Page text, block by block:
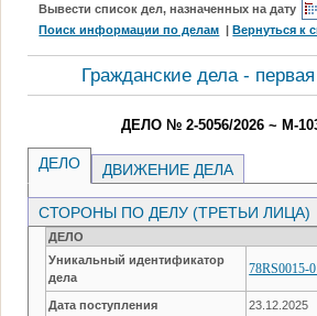
Вывести список дел, назначенных на дату
Поиск информации по делам |Вернуться к
Гражданские дела -
ДЕЛО № 2-5056/2026 ~ М-
ДЕЛО ДВИЖЕНИЕ ДЕЛА
СТОРОНЫ ПО ДЕЛУ (ТРЕТЬИ ЛИЦА)
ДЕЛО
Уникальный идентификатор
дела
78RS0015-
Дата поступления 23.12.2025